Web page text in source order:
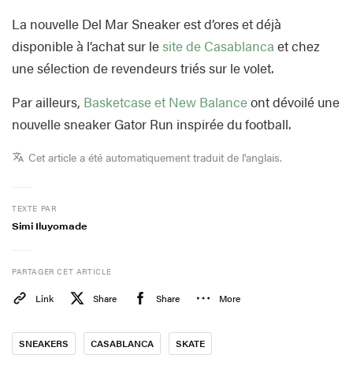
La nouvelle Del Mar Sneaker est d’ores et déjà
disponible à l’achat sur lesite de Casablanca et chez
une sélection de revendeurs triés sur le volet.
Par ailleurs, Basketcase et New Balanceont dévoilé une
nouvelle sneaker Gator Run inspirée du football.
Cet article a été automatiquement traduit de l'anglais.
TEXTE PAR
Simi Iluyomade
PARTAGER CET ARTICLE
Link Share Share More
SNEAKERS CASABLANCA SKATE